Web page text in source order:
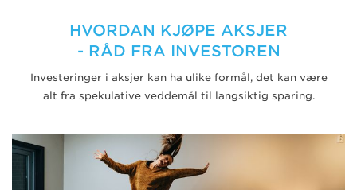
HVORDAN KJØPE AKSJER
- RÅD FRA INVESTOREN
Investeringer i aksjer kan ha ulike formål, det kan være
alt fra spekulative veddemål til langsiktig sparing.